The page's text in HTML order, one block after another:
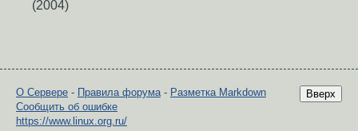
(2004)
Вверх
О Сервере - Правила форума- Разметка Markdown
Сообщить об ошибке
https://www.linux.org.ru/